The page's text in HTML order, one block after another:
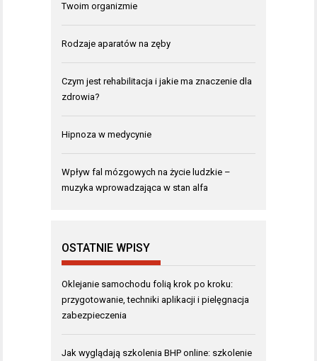
Twoim organizmie
Rodzaje aparatów na zęby
Czym jest rehabilitacja i jakie ma znaczenie dla
zdrowia?
Hipnoza w medycynie
Wpływ fal mózgowych na życie ludzkie –
muzyka wprowadzająca w stan alfa
OSTATNIE WPISY
Oklejanie samochodu folią krok po kroku:
przygotowanie, techniki aplikacji i pielęgnacja
zabezpieczenia
Jak wyglądają szkolenia BHP online: szkolenie